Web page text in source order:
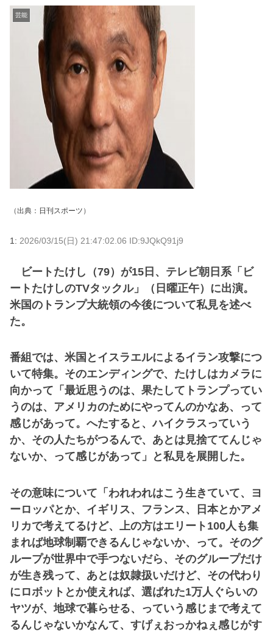
芸能
（出典： 日刊スポーツ ）
1: 2026/03/15(日) 21:47:02.06 ID:9JQkQ91j9
ビートたけし（79）が15日、テレビ朝日系「ビ
ートたけしのTVタックル」（日曜正午）に出演。
米国のトランプ大統領の今後について私見を述べ
た。
番組では、米国とイスラエルによるイラン攻撃につ
いて特集。そのエンディングで、たけしはカメラに
向かって「最近思うのは、果たしてトランプってい
うのは、アメリカのためにやってんのかなあ、って
感じがあって。へたすると、ハイクラスっていう
か、その人たちがつるんで、あとは見捨ててんじゃ
ないか、って感じがあって」と私見を展開した。
その意味について「われわれはこう生きていて、ヨ
ーロッパとか、イギリス、フランス、日本とかアメ
リカで考えてるけど、上の方はエリート100人も集
まれば地球制覇できるんじゃないか、って。そのグ
ループが世界中で手つないだら、そのグループだけ
が生き残って、あとは奴隷扱いだけど、その代わり
にロボットとか使えれば、選ばれた1万人ぐらいの
ヤツが、地球で暮らせる、っていう感じまで考えて
るんじゃないかなんて、すげぇおっかねぇ感じがす